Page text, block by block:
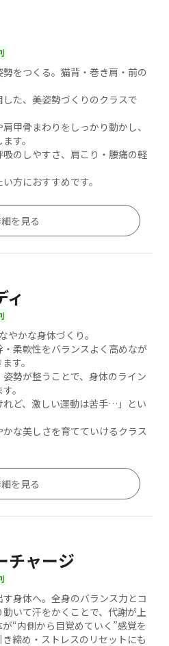
をつくる。猫背・巻き肩・前の
た、美姿勢づくりのクラスで
甲骨まわりをしっかり動かし、
す。
のしやすさ、肩こり・腰痛の軽
方におすすめです。
を見る
ィ
やかな身体づくり。
柔軟性をバランスよく高めなが
す。
勢が整うことで、身体のライン
。
ど、激しい運動は苦手…」とい
な美しさを育てていけるクラス
を見る
チャージ
身体へ。全身のバランス力とコ
いて汗をかくことで、代謝が上
“内側から目覚めていく”感覚を
締め・ストレスのリセットにも